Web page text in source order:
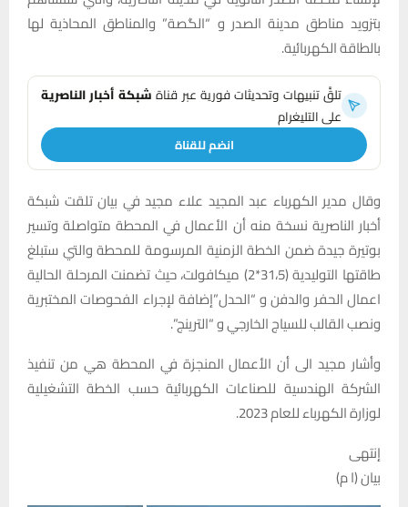
بتزويد مناطق مدينة الصدر و “الگصة” والمناطق المحاذية لها
بالطاقة الكهربائية.
تلقَّ تنبيهات وتحديثات فورية عبر قناةشبكة أخبار الناصرية
على التليغرام
انضم للقناة
وقال مدير الكهرباء عبد المجيد علاء مجيد في بيان تلقت شبكة
أخبار الناصرية نسخة منه أن الأعمال في المحطة متواصلة وتسير
بوتيرة جيدة ضمن الخطة الزمنية المرسومة للمحطة والتي ستبلغ
طاقتها التوليدية (31،5*2) ميكافولت، حيث تضمنت المرحلة الحالية
اعمال الحفر والدفن و “الحدل”إضافة لإجراء الفحوصات المختبرية
ونصب القالب للسياج الخارجي و “الترينج”.
وأشار مجيد الى أن الأعمال المنجزة في المحطة هي من تنفيذ
الشركة الهندسية للصناعات الكهربائية حسب الخطة التشغيلية
لوزارة الكهرباء للعام 2023.
إنتهى
بيان (ا م)